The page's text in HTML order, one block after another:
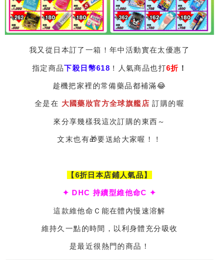
我又從日本訂了一箱！年中活動實在太優惠了
指定商品下殺日幣618 ！人氣商品也打6折 ！
趁機把家裡的常備藥品都補滿😂
全是在 大國藥妝官方全球旗艦店 訂購的喔
來分享幾樣我這次訂購的東西～
文末也有🎁要送給大家喔！！
【6折日本店鋪人氣品】
✦ DHC 持續型維他命C ✦
這款維他命Ｃ能在體內慢速溶解
維持久一點的時間，以利身體充分吸收
是最近很熱門的商品！